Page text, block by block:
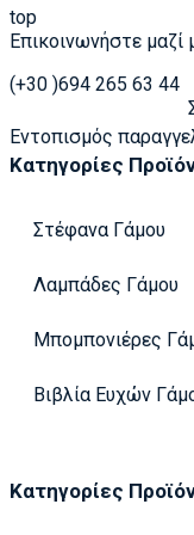
top
Επικοινωνήστε μαζί
(+30 )694 265 63 44
Εντοπισμός
Κατηγορίες
Στέφανα Γάμου
Λαμπάδες Γάμου
Μπομπονιέρες
Βιβλία Ευχών
Κατηγορίες